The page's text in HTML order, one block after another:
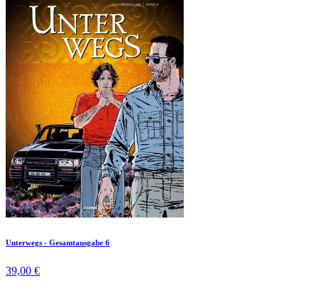
Unterwegs - Gesamtausgabe 6
39,00 €